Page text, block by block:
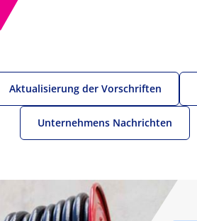
Aktualisierung der Vorschriften
Unternehmens Nachrichten